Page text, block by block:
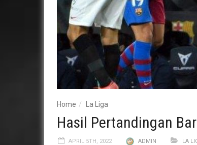
Home La Liga
Hasil Pertandingan
APRIL 5TH, 2022 ADMIN LA